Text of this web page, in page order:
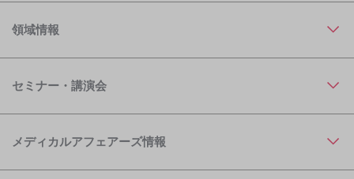
領域情報
セミナー・講演会
メディカルアフェアーズ情報